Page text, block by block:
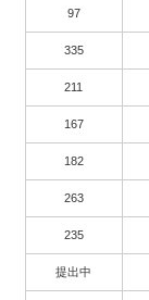
97
335
211
167
182
263
235
提出中